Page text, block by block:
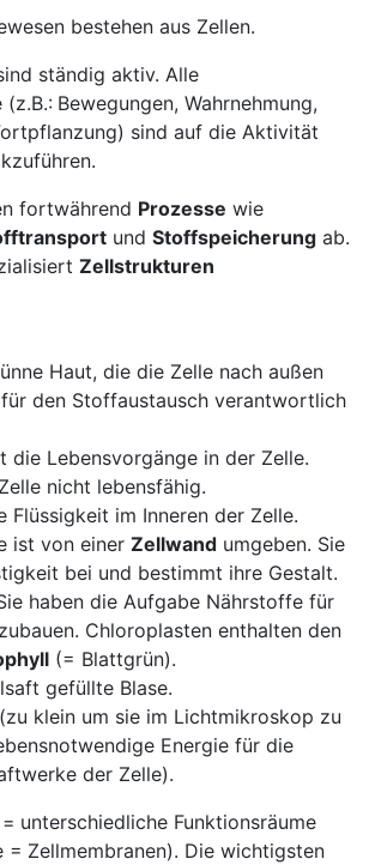
bestehen aus Zellen.
ständig aktiv. Alle
Bewegungen, Wahrnehmung,
sind auf die Aktivität
fortwährend Prozesse wie
und Stoffspeicherung ab.
Zellstrukturen
Haut, die die Zelle nach außen
den Stoffaustausch verantwortlich
die Lebensvorgänge in der Zelle.
nicht lebensfähig.
Flüssigkeit im Inneren der Zelle.
ist von einer Zellwand umgeben. Sie
bei und bestimmt ihre Gestalt.
haben die Aufgabe Nährstoffe für
Chloroplasten enthalten den
(= Blattgrün).
gefüllte Blase.
klein um sie im Lichtmikroskop zu
Energie für die
der Zelle).
= unterschiedliche Funktionsräume
= Zellmembranen). Die wichtigsten